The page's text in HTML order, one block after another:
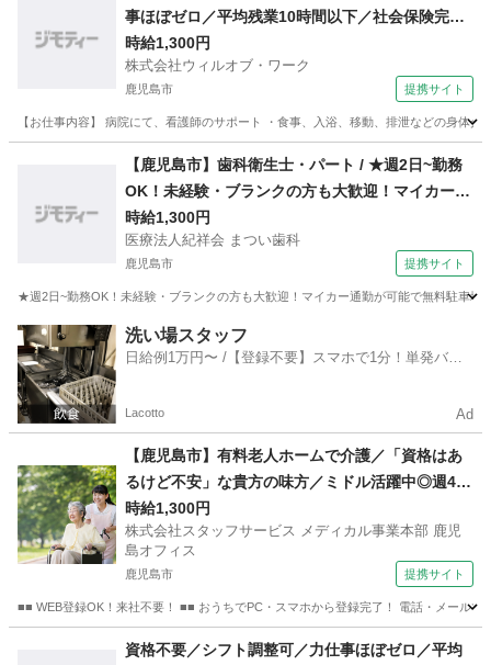
事ほぼゼロ／平均残業10時間以下／社会保険完備
／週3日〜勤務ok／医療行為なし／日払い可・週
払い可/ms460101
時給1,300円
株式会社ウィルオブ・ワーク
鹿児島市 提携サイト
【お仕事内容】 病院にて、看護師のサポート ・食事、入浴、移動、排泄などの身体
鹿児島市 その他
【鹿児島市】歯科衛生士・パート / ★週2日~勤務
OK！未経験・ブランクの方も大歓迎！マイカー通
勤が可能で無料駐車場を完備しているので、毎日
快適に通勤できます★
時給1,300円
医療法人紀祥会 まつい歯科
鹿児島市 提携サイト
★週2日~勤務OK！未経験・ブランクの方も大歓迎！マイカー通勤が可能で無料駐車
鹿児島 鹿児島市 歯科衛生士
洗い場スタッフ
日給例1万円〜 /【登録不要】スマホで1分！単発バイ
Lacotto Ad
【鹿児島市】有料老人ホームで介護／「資格はあ
るけど不安」な貴方の味方／ミドル活躍中◎週4日
以上勤務可◎経験者歓迎◎
時給1,300円
株式会社スタッフサービス メディカル事業本部 鹿児
島オフィス
鹿児島市 提携サイト
■■ WEB登録OK！来社不要！ ■■ おうちでPC・スマホから登録完了！ 電話・メール
鹿児島市 その他
資格不要／シフト調整可／力仕事ほぼゼロ／平均